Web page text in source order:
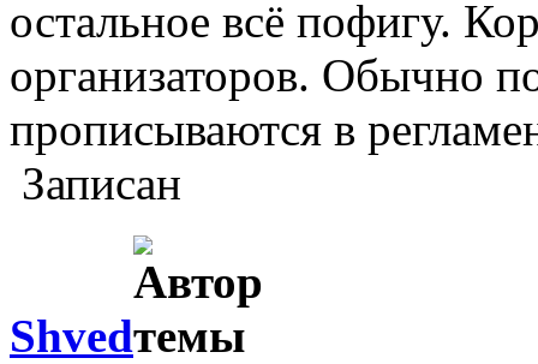
остальное всё пофигу.
организаторов. Обычно
прописываются в
Записан
Shved